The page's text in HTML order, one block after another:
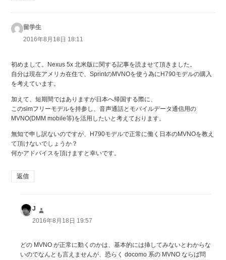
留学生よ
り:
2016年8月18日 18:11
初めまして。Nexus 5x 北米版に関する記事を読ませて頂きました。
自分は現在アメリカ在住で、SprintのMVNOを使う為にH790モデルの購入
を考えています。
加えて、短期間ではありますが日本へ帰国する際に、
このsimフリーモデルを持参し、音声通話とモバイルデータ通信用の
MVNO(DMM mobile等)を活用したいと考えております。
無知で申し訳ないのですが、H790モデルで正常に働く日本のMVNOを教え
て頂けないでしょうか？
何かアドバイスを頂けますと幸いです。
返信
J
り:
2016年8月18日 19:57
どの MVNO が正常に動くのかは、基本的には挿してみないとわからな
いのでなんとも言えませんが、恐らく docomo 系の MVNO ならば問